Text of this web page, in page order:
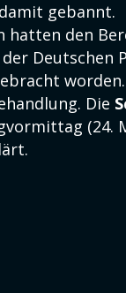
gebannt.
hatten den
Deutschen
Die
(24.